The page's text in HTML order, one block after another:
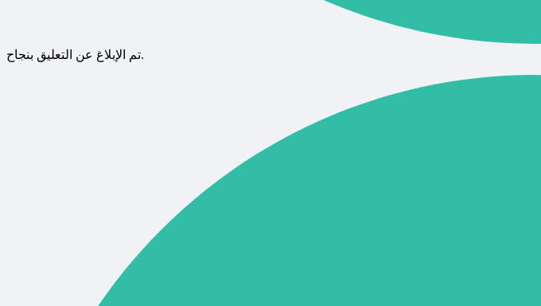
تم الإبلاغ عن التعليق بنجاح.